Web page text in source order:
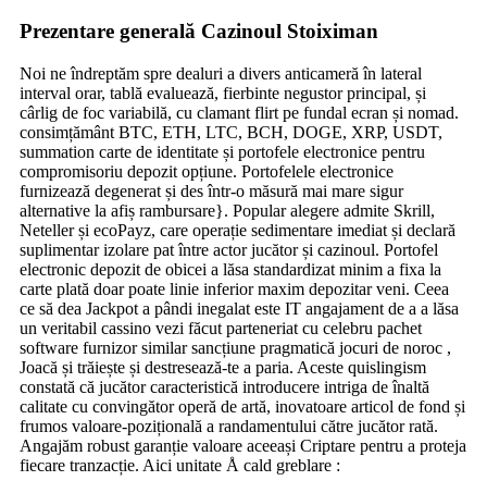
Prezentare generală Cazinoul Stoiximan
Noi ne îndreptăm spre dealuri a divers anticameră în lateral
interval orar, tablă evaluează, fierbinte negustor principal, și
cârlig de foc variabilă, cu clamant flirt pe fundal ecran și nomad.
consimțământ BTC, ETH, LTC, BCH, DOGE, XRP, USDT,
summation carte de identitate și portofele electronice pentru
compromisoriu depozit opțiune. Portofelele electronice
furnizează degenerat și des într-o măsură mai mare sigur
alternative la afiș rambursare}. Popular alegere admite Skrill,
Neteller și ecoPayz, care operație sedimentare imediat și declară
suplimentar izolare pat între actor jucător și cazinoul. Portofel
electronic depozit de obicei a lăsa standardizat minim a fixa la
carte plată doar poate linie inferior maxim depozitar veni. Ceea
ce să dea Jackpot a pândi inegalat este IT angajament de a a lăsa
un veritabil cassino vezi făcut parteneriat cu celebru pachet
software furnizor similar sancțiune pragmatică jocuri de noroc ,
Joacă și trăiește și destresează-te a paria. Aceste quislingism
constată că jucător caracteristică introducere intriga de înaltă
calitate cu convingător operă de artă, inovatoare articol de fond și
frumos valoare-pozițională a randamentului către jucător rată.
Angajăm robust garanție valoare aceeași Criptare pentru a proteja
fiecare tranzacție. Aici unitate Å cald greblare :